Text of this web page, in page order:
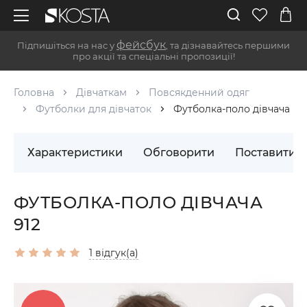
Підпишіться на нас у фейсбук , та дізнавайтесь першими
про акції та спеціальні пропозиції!
Головна Дівчаткам
Повсякденний одяг
Футболки для дівчаток
Футболка-поло дівчача
Характеристики Обговорити Поставити
ФУТБОЛКА-ПОЛО ДІВЧАЧА
912
1 відгук(а)